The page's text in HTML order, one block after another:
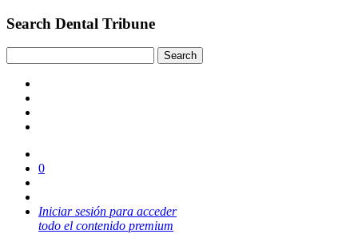
Search Dental Tribune
0
Iniciar sesión para acceder
todo el contenido premium